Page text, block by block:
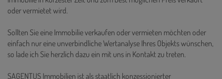
oder vermietet wird.
Sollten Sie eine Immobilie verkaufen oder vermieten möchten oder
einfach nur eine unverbindliche Wertanalyse Ihres Objekts wünschen,
so lade ich Sie herzlich dazu ein mit uns in Kontakt zu treten.
SAGENTUS Immobilien ist als staatlich konzessionierter